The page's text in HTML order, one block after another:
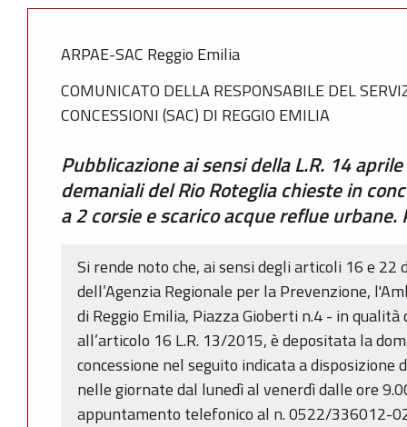
ARPAE-SAC Reggio Emilia
COMUNICATO DELLA RESPONSABILE DEL
CONCESSIONI (SAC) DI REGGIO EMILIA
Pubblicazione ai sensi della L.R. 14
demaniali del Rio Roteglia chieste in
a 2 corsie e scarico acque reflue
Si rende noto che, ai sensi degli articoli 16 e
dell’Agenzia Regionale per la Prevenzione,
di Reggio Emilia, Piazza Gioberti n.4 - in
all’articolo 16 L.R. 13/2015, è depositata la
concessione nel seguito indicata a disposizione
nelle giornate dal lunedì al venerdì dalle ore
appuntamento telefonico al n. 0522/336012-